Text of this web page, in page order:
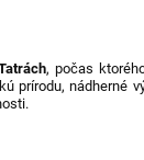
, počas
prírodu, nádherné